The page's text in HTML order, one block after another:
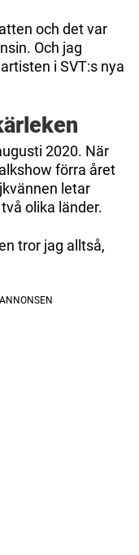
och det var
Och jag
i SVT:s nya
2020. När
förra året
letar
olika länder.
tror jag alltså,